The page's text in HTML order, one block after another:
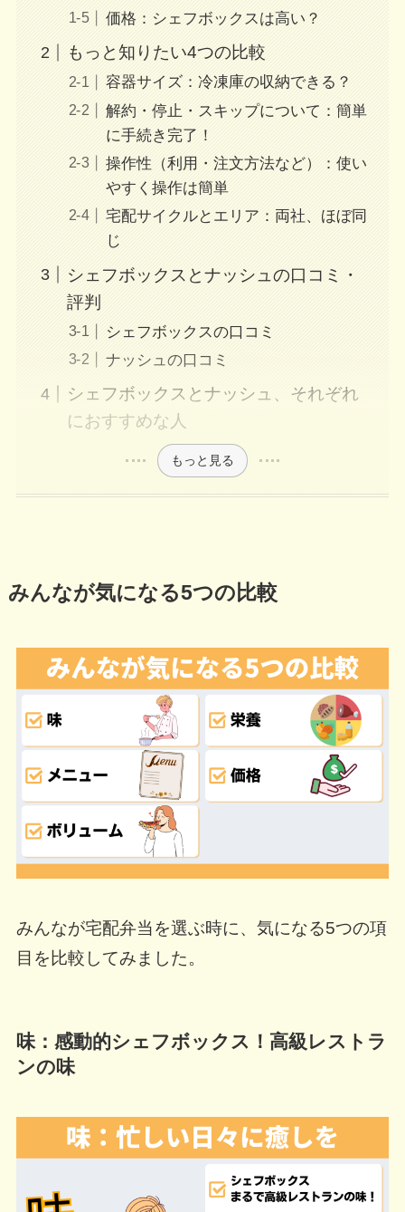
価格：シェフボックスは高い？
もっと知りたい4つの比較
容器サイズ：冷凍庫の収納できる？
解約・停止・スキップについて：簡単
に手続き完了！
操作性（利用・注文方法など）：使い
やすく操作は簡単
宅配サイクルとエリア：両社、ほぼ同
じ
シェフボックスとナッシュの口コミ・
評判
シェフボックスの口コミ
ナッシュの口コミ
シェフボックスとナッシュ、それぞれ
におすすめな人
もっと見る
みんなが気になる5つの比較
みんなが宅配弁当を選ぶ時に、気になる5つの項
目を比較してみました。
味：感動的シェフボックス！高級レストラ
ンの味